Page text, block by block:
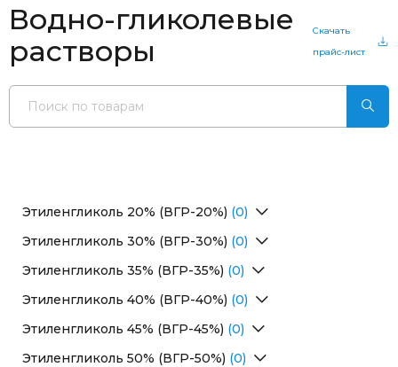
Водно-гликолевые
растворы
Скачать
прайс-лист
Этиленгликоль 20% (ВГР-20%) (0)
Этиленгликоль 30% (ВГР-30%) (0)
Этиленгликоль 35% (ВГР-35%) (0)
Этиленгликоль 40% (ВГР-40%) (0)
Этиленгликоль 45% (ВГР-45%) (0)
Этиленгликоль 50% (ВГР-50%) (0)